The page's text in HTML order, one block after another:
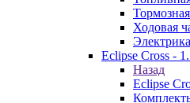
Ходовая
Электрика
Eclipse Cross -
Назад
Eclipse